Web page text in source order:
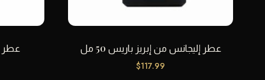
عطر إليجانس من إبريز باريس 50 مل
$117.99
عطر 73 من إبريز باريس 50مل